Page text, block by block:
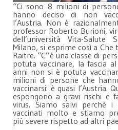
“Ci sono 8 milioni di
hanno deciso di non
l’Austria. Non è
professor Roberto Burioni,
dell’università Vita-Salute
Milano, si esprime così a Che
Raitre. “C’’è una classe di
potuta vaccinare, la fascia
anni non si è potuta
milioni di persone che
vaccinarsi: è quasi l’Austria.
espongono a gravi rischi e
virus. Siamo salvi perché i
vaccinati molto e stiamo
più severe rispetto ad altri